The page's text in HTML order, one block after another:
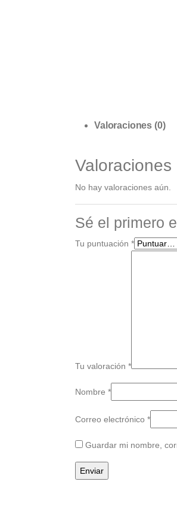
Valoraciones (0)
Valoraciones
No hay valoraciones aún.
Sé el primero
Tu puntuación *
Tu valoración *
Nombre *
Correo electrónico *
Guardar mi nombre,